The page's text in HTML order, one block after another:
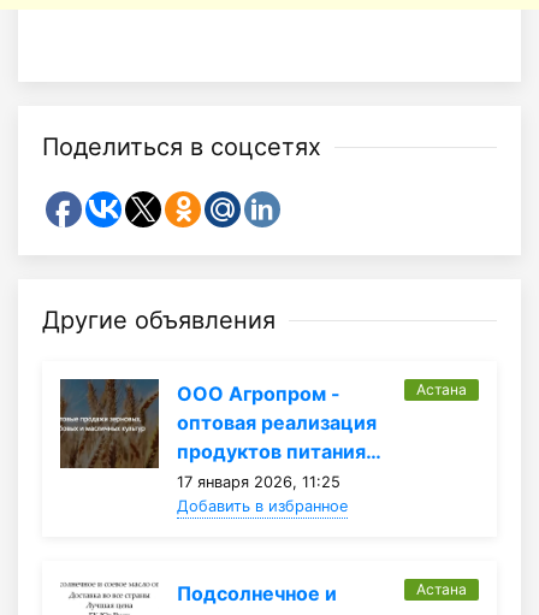
Поделиться в соцсетях
Другие объявления
ООО Агропром -
оптовая реализация
продуктов питания…
17 января 2026, 11:25
Добавить в избранное
Астана
Подсолнечное и
Астана